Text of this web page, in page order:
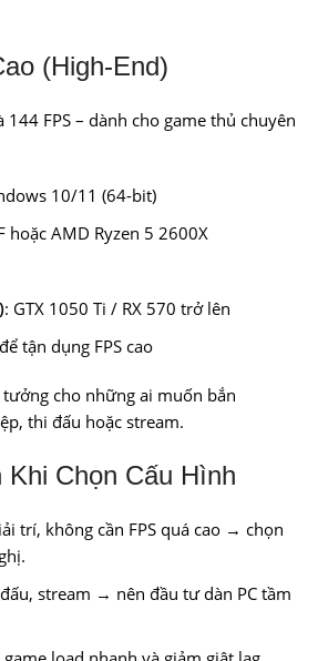
(High-End)
FPS – dành cho game thủ chuyên
10/11 (64-bit)
hoặc AMD Ryzen 5 2600X
: GTX 1050 Ti / RX 570 trở lên
tận dụng FPS cao
cho những ai muốn bắn
thi đấu hoặc stream.
Chọn Cấu Hình
trí, không cần FPS quá cao → chọn
stream → nên đầu tư dàn PC tầm